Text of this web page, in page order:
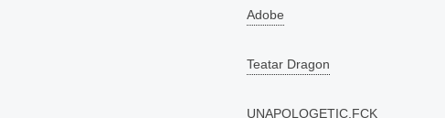
Adobe
Teatar Dragon
UNAPOLOGETIC.FCK